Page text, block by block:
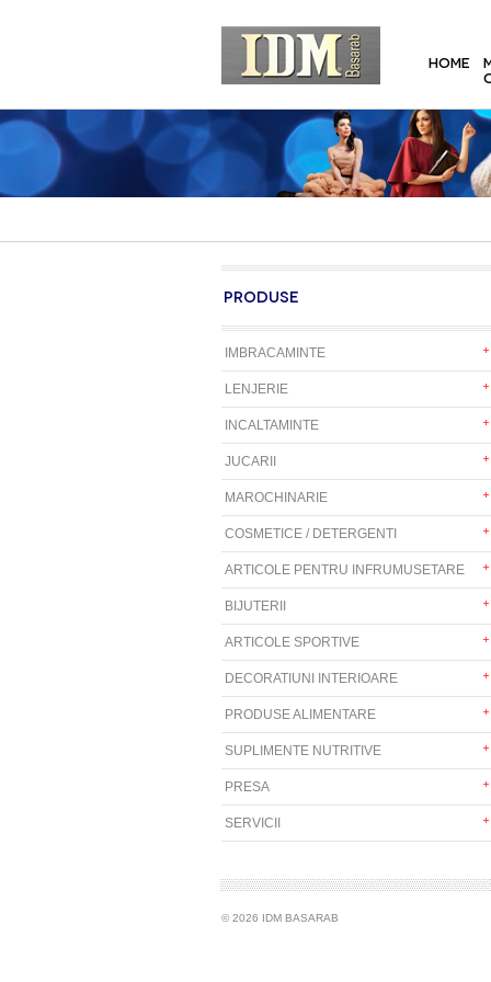
HOME
PRODUSE
IMBRACAMINTE
LENJERIE
INCALTAMINTE
JUCARII
MAROCHINARIE
COSMETICE / DETERGENTI
ARTICOLE PENTRU INFRUMUSETARE
BIJUTERII
ARTICOLE SPORTIVE
DECORATIUNI INTERIOARE
PRODUSE ALIMENTARE
SUPLIMENTE NUTRITIVE
PRESA
SERVICII
© 2026 IDM BASARAB